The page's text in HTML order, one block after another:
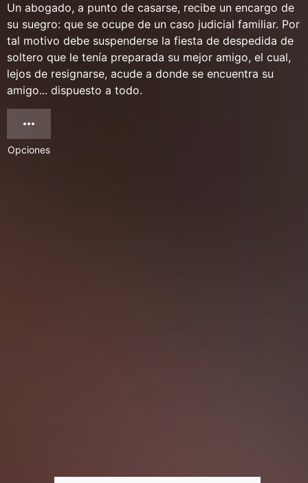
Un abogado, a punto de casarse, recibe un encargo de
su suegro: que se ocupe de un caso judicial familiar. Por
tal motivo debe suspenderse la fiesta de despedida de
soltero que le tenía preparada su mejor amigo, el cual,
lejos de resignarse, acude a donde se encuentra su
amigo... dispuesto a todo.
Opciones